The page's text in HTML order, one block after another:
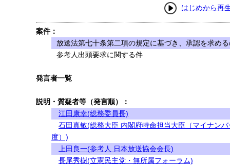
はじめから再
案件：
放送法第七十条第二項の規定に基づき、承認を求め
参考人出頭要求に関する件
発言者一覧
説明・質疑者等（発言順）：
江田康幸(総務委員長)
石田真敏(総務大臣 内閣府特命担当大臣（マイナンバ
度）)
上田良一(参考人 日本放送協会会長)
長尾秀樹(立憲民主党・無所属フォーラム)